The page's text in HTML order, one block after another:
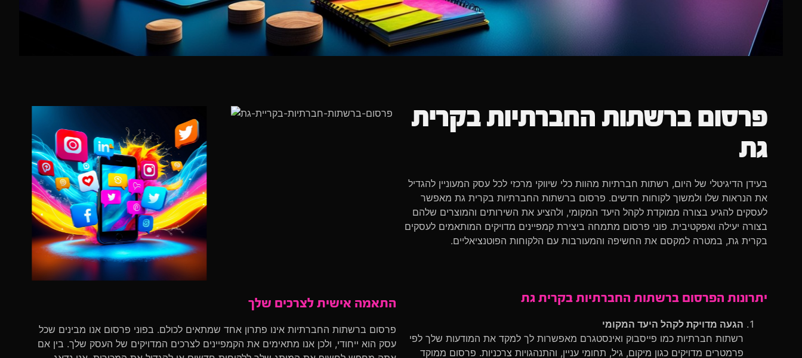
פרסום ברשתות החברתיות בקרית
גת
בעידן הדיגיטלי של היום, רשתות חברתיות מהוות כלי שיווקי מרכזי לכל עסק המעוניין להגדיל
את הנראות שלו ולמשוך לקוחות חדשים. פרסום ברשתות החברתיות בקרית גת מאפשר
לעסקים להגיע בצורה ממוקדת לקהל היעד המקומי, ולהציע את השירותים והמוצרים שלהם
בצורה יעילה ואפקטיבית. פוני פרסום מתמחה ביצירת קמפיינים מדויקים המותאמים לעסקים
בקרית גת, במטרה למקסם את החשיפה והמעורבות עם הלקוחות הפוטנציאליים.
יתרונות הפרסום ברשתות החברתיות בקרית גת
הגעה מדויקת לקהל היעד המקומי
רשתות חברתיות כמו פייסבוק ואינסטגרם מאפשרות לך למקד את המודעות שלך לפי
פרמטרים מדויקים כגון מיקום, גיל, תחומי עניין, והתנהגויות צרכניות. פרסום ממוקד
התאמה אישית לצרכים שלך
פרסום ברשתות החברתיות אינו פתרון אחד שמתאים לכולם. בפוני פרסום אנו מבינים שכל
עסק הוא ייחודי, ולכן אנו מתאימים את הקמפיינים לצרכים המדויקים של העסק שלך. בין אם